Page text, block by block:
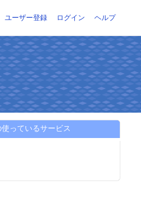
ユーザー登録 ログイン ヘルプ
っているサービス